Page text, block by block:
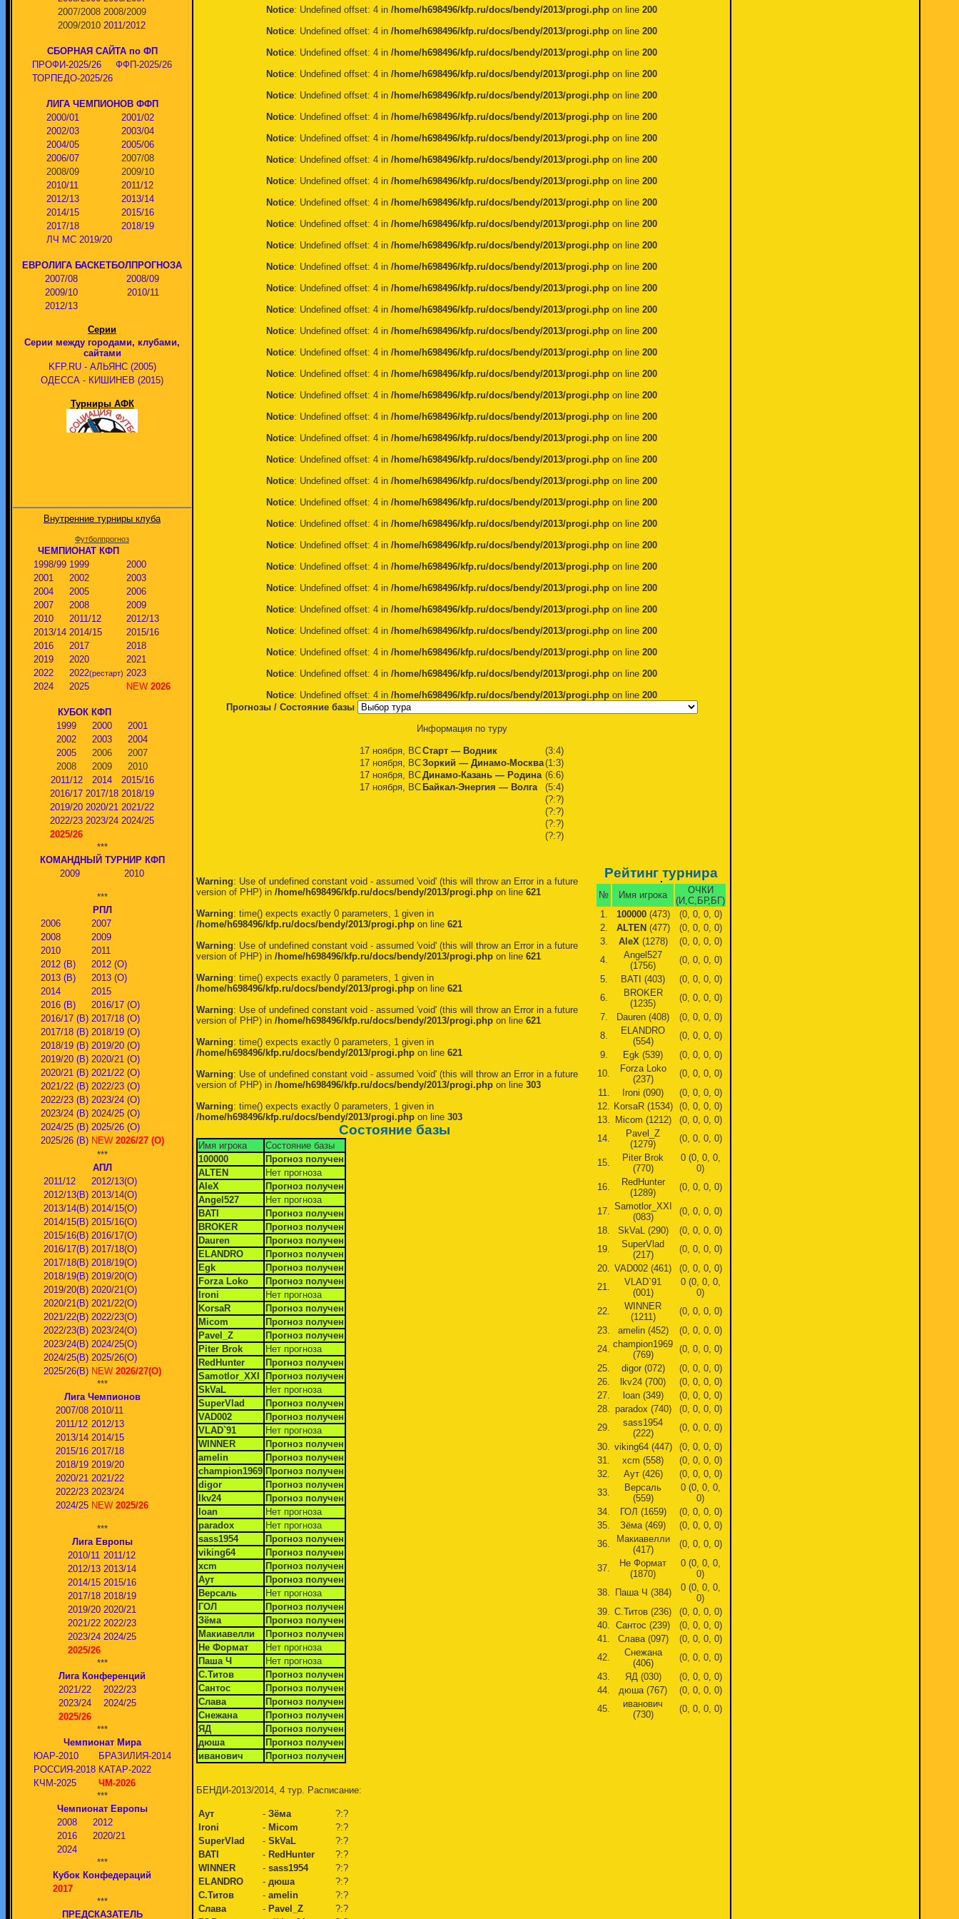
2007/2008 2008/2009
2009/2010 2011/2012
СБОРНАЯ САЙТА по ФП
ПРОФИ-2025/26
ФФП-2025/26
ТОРПЕДО-2025/26
ЛИГА ЧЕМПИОНОВ ФФП
2000/01
2001/02
2002/03
2003/04
2004/05
2005/06
2006/07
2007/08
2008/09
2009/10
2010/11
2011/12
2012/13
2013/14
2014/15
2015/16
2017/18
2018/19
ЛЧ МС 2019/20
ЕВРОЛИГА БАСКЕТБОЛПРОГНОЗА
2007/08
2008/09
2009/10
2010/11
2012/13
Серии
Серии между городами, клубами,
сайтами
KFP.RU - АЛЬЯНС (2005)
ОДЕССА - КИШИНЕВ (2015)
Турниры АФК
Внутренние турниры клуба
Футболпрогноз
ЧЕМПИОНАТ КФП
1998/99 1999
2000
2001
2002
2003
2004
2005
2006
2007
2008
2009
2010
2011/12
2012/13
2013/14 2014/15
2015/16
2016
2017
2018
2019
2020
2021
2022
2022(рестарт) 2023
2024
2025 NEW 2026
КУБОК КФП
1999
2000
2001
2002
2003
2004
2005
2006
2007
2008
2009
2010
2011/12
2014
2015/16
2016/17 2017/18 2018/19
2019/20 2020/21 2021/22
2022/23 2023/24 2024/25
2025/26
***
КОМАНДНЫЙ ТУРНИР КФП
2009
2010
***
РПЛ
2006
2007
2008
2009
2010
2011
2012 (В)
2012 (О)
2013 (В)
2013 (О)
2014
2015
2016 (В)
2016/17 (О)
2016/17 (В) 2017/18 (О)
2017/18 (В) 2018/19 (О)
2018/19 (В) 2019/20 (О)
2019/20 (В) 2020/21 (О)
2020/21 (В) 2021/22 (О)
2021/22 (В) 2022/23 (О)
2022/23 (В) 2023/24 (О)
2023/24 (В) 2024/25 (О)
2024/25 (В) 2025/26 (О)
2025/26 (В) NEW 2026/27 (О)
***
АПЛ
2011/12
2012/13(О)
2012/13(В) 2013/14(О)
2013/14(В) 2014/15(О)
2014/15(В) 2015/16(О)
2015/16(В) 2016/17(О)
2016/17(В) 2017/18(О)
2017/18(В) 2018/19(О)
2018/19(В) 2019/20(О)
2019/20(В) 2020/21(О)
2020/21(В) 2021/22(О)
2021/22(В) 2022/23(О)
2022/23(В) 2023/24(O)
2023/24(В) 2024/25(O)
2024/25(В) 2025/26(О)
2025/26(В) NEW 2026/27(О)
***
Лига Чемпионов
2007/08 2010/11
2011/12 2012/13
2013/14 2014/15
2015/16 2017/18
2018/19 2019/20
2020/21 2021/22
2022/23 2023/24
2024/25 NEW 2025/26
***
Лига Европы
2010/11 2011/12
2012/13 2013/14
2014/15 2015/16
2017/18 2018/19
2019/20 2020/21
2021/22 2022/23
2023/24 2024/25
2025/26
***
Лига Конференций
2021/22
2022/23
2023/24
2024/25
2025/26
***
Чемпионат Мира
ЮАР-2010
БРАЗИЛИЯ-2014
РОССИЯ-2018 КАТАР-2022
КЧМ-2025
ЧМ-2026
***
Чемпионат Европы
2008
2012
2016
2020/21
2024
***
Кубок Конфедераций
2017
***
ПРЕДСКАЗАТЕЛЬ
Notice: Undefined offset: 4 in /home/h698496/kfp.ru/docs/bendy/2013/progi.php on line 200
Notice: Undefined offset: 4 in /home/h698496/kfp.ru/docs/bendy/2013/progi.php on line 200
Notice: Undefined offset: 4 in /home/h698496/kfp.ru/docs/bendy/2013/progi.php on line 200
Notice: Undefined offset: 4 in /home/h698496/kfp.ru/docs/bendy/2013/progi.php on line 200
Notice: Undefined offset: 4 in /home/h698496/kfp.ru/docs/bendy/2013/progi.php on line 200
Notice: Undefined offset: 4 in /home/h698496/kfp.ru/docs/bendy/2013/progi.php on line 200
Notice: Undefined offset: 4 in /home/h698496/kfp.ru/docs/bendy/2013/progi.php on line 200
Notice: Undefined offset: 4 in /home/h698496/kfp.ru/docs/bendy/2013/progi.php on line 200
Notice: Undefined offset: 4 in /home/h698496/kfp.ru/docs/bendy/2013/progi.php on line 200
Notice: Undefined offset: 4 in /home/h698496/kfp.ru/docs/bendy/2013/progi.php on line 200
Notice: Undefined offset: 4 in /home/h698496/kfp.ru/docs/bendy/2013/progi.php on line 200
Notice: Undefined offset: 4 in /home/h698496/kfp.ru/docs/bendy/2013/progi.php on line 200
Notice: Undefined offset: 4 in /home/h698496/kfp.ru/docs/bendy/2013/progi.php on line 200
Notice: Undefined offset: 4 in /home/h698496/kfp.ru/docs/bendy/2013/progi.php on line 200
Notice: Undefined offset: 4 in /home/h698496/kfp.ru/docs/bendy/2013/progi.php on line 200
Notice: Undefined offset: 4 in /home/h698496/kfp.ru/docs/bendy/2013/progi.php on line 200
Notice: Undefined offset: 4 in /home/h698496/kfp.ru/docs/bendy/2013/progi.php on line 200
Notice: Undefined offset: 4 in /home/h698496/kfp.ru/docs/bendy/2013/progi.php on line 200
Notice: Undefined offset: 4 in /home/h698496/kfp.ru/docs/bendy/2013/progi.php on line 200
Notice: Undefined offset: 4 in /home/h698496/kfp.ru/docs/bendy/2013/progi.php on line 200
Notice: Undefined offset: 4 in /home/h698496/kfp.ru/docs/bendy/2013/progi.php on line 200
Notice: Undefined offset: 4 in /home/h698496/kfp.ru/docs/bendy/2013/progi.php on line 200
Notice: Undefined offset: 4 in /home/h698496/kfp.ru/docs/bendy/2013/progi.php on line 200
Notice: Undefined offset: 4 in /home/h698496/kfp.ru/docs/bendy/2013/progi.php on line 200
Notice: Undefined offset: 4 in /home/h698496/kfp.ru/docs/bendy/2013/progi.php on line 200
Notice: Undefined offset: 4 in /home/h698496/kfp.ru/docs/bendy/2013/progi.php on line 200
Notice: Undefined offset: 4 in /home/h698496/kfp.ru/docs/bendy/2013/progi.php on line 200
Notice: Undefined offset: 4 in /home/h698496/kfp.ru/docs/bendy/2013/progi.php on line 200
Notice: Undefined offset: 4 in /home/h698496/kfp.ru/docs/bendy/2013/progi.php on line 200
Notice: Undefined offset: 4 in /home/h698496/kfp.ru/docs/bendy/2013/progi.php on line 200
Notice: Undefined offset: 4 in /home/h698496/kfp.ru/docs/bendy/2013/progi.php on line 200
Notice: Undefined offset: 4 in /home/h698496/kfp.ru/docs/bendy/2013/progi.php on line 200
Notice: Undefined offset: 4 in /home/h698496/kfp.ru/docs/bendy/2013/progi.php on line 200
Прогнозы / Состояние базы
Информация по туру
17 ноября, ВССтарт — Водник
(3:4)
17 ноября, ВСЗоркий — Динамо-Москва(1:3)
17 ноября, ВСДинамо-Казань — Родина (6:6)
17 ноября, ВС Байкал-Энергия — Волга
(5:4)
(?:?)
(?:?)
(?:?)
(?:?)
Warning: Use of undefined constant void - assumed 'void' (this will throw an Error in a future
version of PHP) in /home/h698496/kfp.ru/docs/bendy/2013/progi.php on line 621
Warning: time() expects exactly 0 parameters, 1 given in
/home/h698496/kfp.ru/docs/bendy/2013/progi.php on line 621
Warning: Use of undefined constant void - assumed 'void' (this will throw an Error in a future
version of PHP) in /home/h698496/kfp.ru/docs/bendy/2013/progi.php on line 621
Warning: time() expects exactly 0 parameters, 1 given in
/home/h698496/kfp.ru/docs/bendy/2013/progi.php on line 621
Warning: Use of undefined constant void - assumed 'void' (this will throw an Error in a future
version of PHP) in /home/h698496/kfp.ru/docs/bendy/2013/progi.php on line 621
Warning: time() expects exactly 0 parameters, 1 given in
/home/h698496/kfp.ru/docs/bendy/2013/progi.php on line 621
Warning: Use of undefined constant void - assumed 'void' (this will throw an Error in a future
version of PHP) in /home/h698496/kfp.ru/docs/bendy/2013/progi.php on line 303
Warning: time() expects exactly 0 parameters, 1 given in
/home/h698496/kfp.ru/docs/bendy/2013/progi.php on line 303
Состояние базы
Имя игрока
Состояние базы
100000
Прогноз получен
ALTEN
Нет прогноза
AleX
Прогноз получен
Angel527
Нет прогноза
BATI
Прогноз получен
BROKER
Прогноз получен
Dauren
Прогноз получен
ELANDRO
Прогноз получен
Egk
Прогноз получен
Forza Loko
Прогноз получен
Ironi
Нет прогноза
KorsaR
Прогноз получен
Micom
Прогноз получен
Pavel_Z
Прогноз получен
Piter Brok
Нет прогноза
RedHunter
Прогноз получен
Samotlor_XXI
Прогноз получен
SkVaL
Нет прогноза
SuperVlad
Прогноз получен
VAD002
Прогноз получен
VLAD`91
Нет прогноза
WINNER
Прогноз получен
amelin
Прогноз получен
champion1969 Прогноз получен
digor
Прогноз получен
lkv24
Прогноз получен
loan
Нет прогноза
paradox
Нет прогноза
sass1954
Прогноз получен
viking64
Прогноз получен
xcm
Прогноз получен
Аут
Прогноз получен
Версаль
Нет прогноза
ГОЛ
Прогноз получен
Зёма
Прогноз получен
Макиавелли
Прогноз получен
Не Формат
Нет прогноза
Паша Ч
Нет прогноза
С.Титов
Прогноз получен
Сантос
Прогноз получен
Слава
Прогноз получен
Снежана
Прогноз получен
ЯД
Прогноз получен
дюша
Прогноз получен
иванович
Прогноз получен
БЕНДИ-2013/2014, 4 тур. Расписание:
Аут - Зёма
?:?
Ironi
- Micom
?:?
SuperVlad
- SkVaL
?:?
BATI
- RedHunter
?:?
WINNER
- sass1954
?:?
ELANDRO
- дюша
?:?
С.Титов
- amelin
?:?
Слава
- Pavel_Z
?:?
Рейтинг турнира
№ Имя игрока
ОЧКИ
(И,С,БР,БГ)
1.
100000(473)
(0, 0, 0, 0)
2.
ALTEN (477)
(0, 0, 0, 0)
3.
AleX(1278)
(0, 0, 0, 0)
4.
Angel527
(1756)
(0, 0, 0, 0)
5.
BATI (403)
(0, 0, 0, 0)
6.
BROKER
(1235)
(0, 0, 0, 0)
7.
Dauren (408)
(0, 0, 0, 0)
8.
ELANDRO
(554)
(0, 0, 0, 0)
9.
Egk (539)
(0, 0, 0, 0)
10.
Forza Loko
(237)
(0, 0, 0, 0)
11.
Ironi (090)
(0, 0, 0, 0)
12. KorsaR (1534)
(0, 0, 0, 0)
13.
Micom (1212)
(0, 0, 0, 0)
14.
Pavel_Z
(1279)
(0, 0, 0, 0)
15.
Piter Brok
(770)
0 (0, 0, 0,
0)
16.
RedHunter
(1289)
(0, 0, 0, 0)
17. Samotlor_XXI
(083)
(0, 0, 0, 0)
18.
SkVaL (290)
(0, 0, 0, 0)
19.
SuperVlad
(217)
(0, 0, 0, 0)
20. VAD002 (461)
(0, 0, 0, 0)
21.
VLAD`91
(001)
0 (0, 0, 0,
0)
22.
WINNER
(1211)
(0, 0, 0, 0)
23.
amelin (452)
(0, 0, 0, 0)
24. champion1969
(769)
(0, 0, 0, 0)
25.
digor (072)
(0, 0, 0, 0)
26.
lkv24 (700)
(0, 0, 0, 0)
27.
loan (349)
(0, 0, 0, 0)
28. paradox (740)
(0, 0, 0, 0)
29.
sass1954
(222)
(0, 0, 0, 0)
30. viking64 (447)
(0, 0, 0, 0)
31.
xcm (558)
(0, 0, 0, 0)
32.
Аут (426)
(0, 0, 0, 0)
33.
Версаль
(559)
0 (0, 0, 0,
0)
34.
ГОЛ (1659)
(0, 0, 0, 0)
35.
Зёма (469)
(0, 0, 0, 0)
36.
Макиавелли
(417)
(0, 0, 0, 0)
37.
Не Формат
(1870)
0 (0, 0, 0,
0)
38.
Паша Ч (384)
0 (0, 0, 0,
0)
39. С.Титов (236)
(0, 0, 0, 0)
40. Сантос (239)
(0, 0, 0, 0)
41.
Слава (097)
(0, 0, 0, 0)
42.
Снежана
(406)
(0, 0, 0, 0)
43.
ЯД (030)
(0, 0, 0, 0)
44.
дюша (767)
(0, 0, 0, 0)
45.
иванович
(730)
(0, 0, 0, 0)